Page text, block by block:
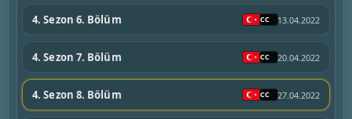
4. Sezon 6. Bölüm 13.04.2022
4. Sezon 7. Bölüm 20.04.2022
4. Sezon 8. Bölüm 27.04.2022